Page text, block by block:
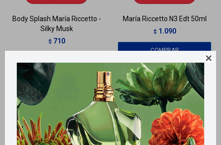

Body Splash María Riccetto -
Silky Musk
$ 710
María Riccetto N3 Edt 50ml
$ 1.090